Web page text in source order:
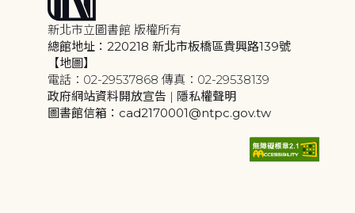
新北市立圖書館 版權所有
總館地址：220218 新北市板橋區貴興路139號
【地圖】
電話：02-29537868 傳真：02-29538139
政府網站資料開放宣告 | 隱私權聲明
圖書館信箱：cad2170001@ntpc.gov.tw